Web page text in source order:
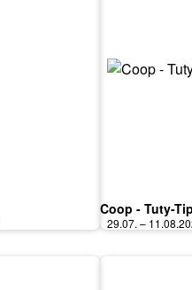
Coop - Tuty-
29.07. –